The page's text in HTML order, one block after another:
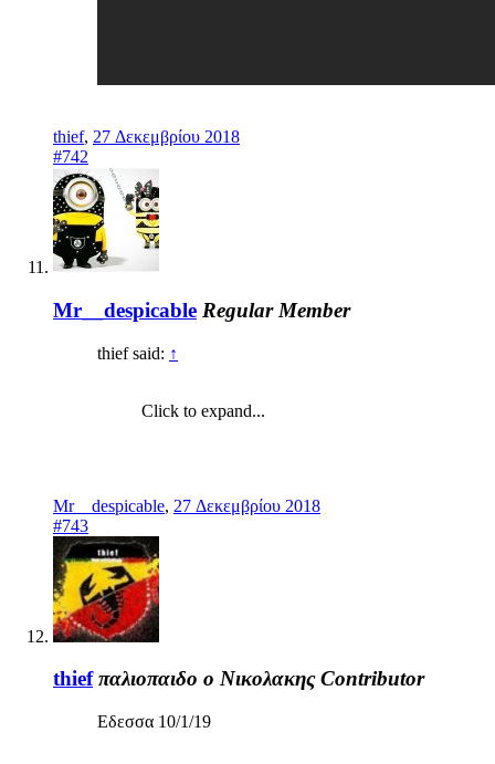
thief, 27 Δεκεμβρίου 2018
#742
Mr__despicable Regular Member
thief said: ↑
Click to expand...
Mr__despicable, 27 Δεκεμβρίου 2018
#743
thief παλιοπαιδο ο Νικολακης Contributor
Εδεσσα 10/1/19